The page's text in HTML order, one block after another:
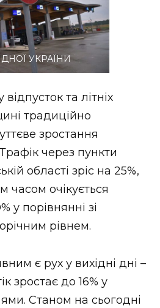
НОВИНИ
УКРАЇНИ
УКРАЇНИ
та літніх
традиційно
зростання
через пункти
області зріс на 25%,
очікується
у порівнянні зі
рівнем.
є рух у вихідні дні –
зростає до 16% у
Станом на сьогодні